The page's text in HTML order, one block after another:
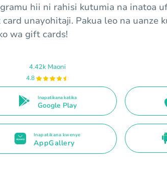
hii ni rahisi kutumia na inatoa
unayohitaji. Pakua leo na uanze
wa gift cards!
4.42k Maoni
4.8
Inapatikana katika
Google Play
Inapatikana kwenye
AppGallery